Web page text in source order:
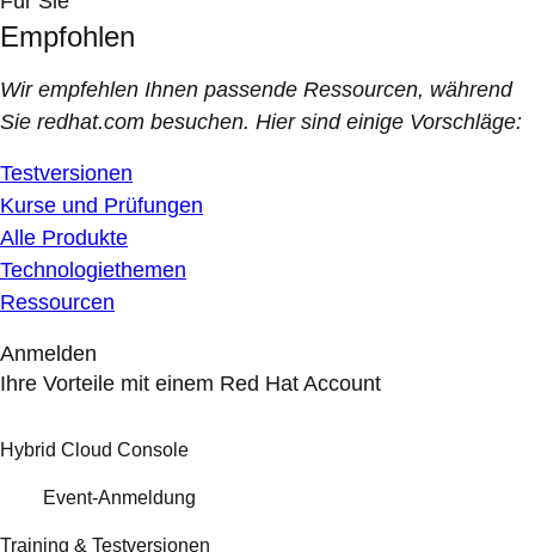
Empfohlen
Wir empfehlen Ihnen passende Ressourcen, während
Sie redhat.com besuchen. Hier sind einige Vorschläge:
Testversionen
Kurse und Prüfungen
Alle Produkte
Technologiethemen
Ressourcen
Anmelden
Ihre Vorteile mit einem Red Hat Account
Hybrid Cloud Console
Event-Anmeldung
Training & Testversionen